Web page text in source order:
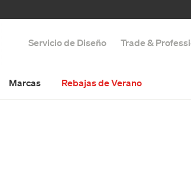
Servicio de Diseño Trade &
Marcas Rebajas de Verano